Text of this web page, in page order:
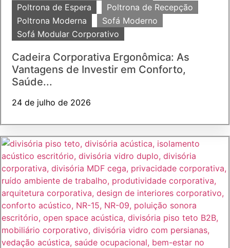
Poltrona de Espera
Poltrona de Recepção
Poltrona Moderna
Sofá Moderno
Sofá Modular Corporativo
Cadeira Corporativa Ergonômica: As
Vantagens de Investir em Conforto,
Saúde...
24 de julho de 2026